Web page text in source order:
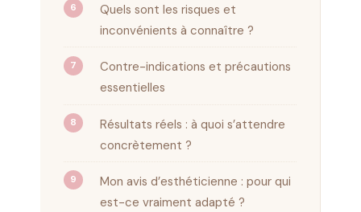
Quels sont les risques et
inconvénients à connaître ?
Contre-indications et précautions
essentielles
Résultats réels : à quoi s’attendre
concrètement ?
Mon avis d’esthéticienne : pour qui
est-ce vraiment adapté ?